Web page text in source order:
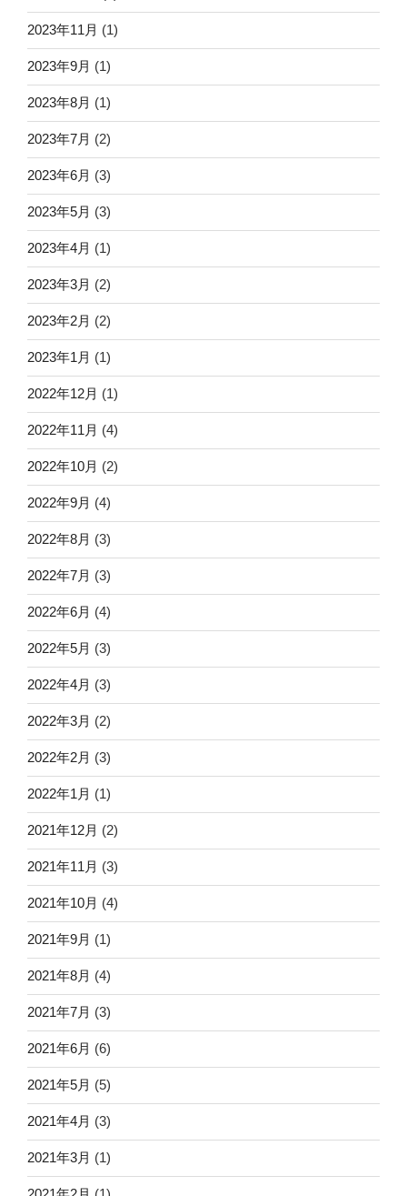
2023年11月 (1)
2023年9月 (1)
2023年8月 (1)
2023年7月 (2)
2023年6月 (3)
2023年5月 (3)
2023年4月 (1)
2023年3月 (2)
2023年2月 (2)
2023年1月 (1)
2022年12月 (1)
2022年11月 (4)
2022年10月 (2)
2022年9月 (4)
2022年8月 (3)
2022年7月 (3)
2022年6月 (4)
2022年5月 (3)
2022年4月 (3)
2022年3月 (2)
2022年2月 (3)
2022年1月 (1)
2021年12月 (2)
2021年11月 (3)
2021年10月 (4)
2021年9月 (1)
2021年8月 (4)
2021年7月 (3)
2021年6月 (6)
2021年5月 (5)
2021年4月 (3)
2021年3月 (1)